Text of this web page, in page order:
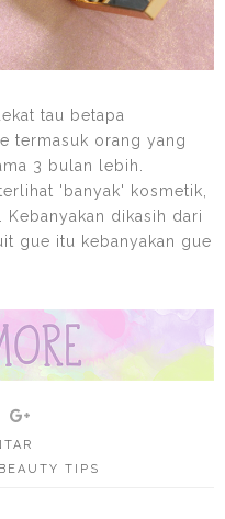
tau betapa
termasuk orang yang
3 bulan lebih.
'banyak' kosmetik,
dikasih dari
gue itu kebanyakan gue
BEAUTY TIPS